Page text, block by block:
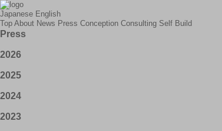
Japanese English
Top About News Press Conception Consulting Self Build
Press
2026
2025
2024
2023